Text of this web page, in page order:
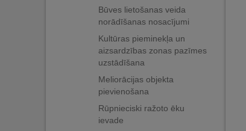
Būves lietošanas veida
norādīšanas nosacījumi
Kultūras pieminekļa un
aizsardzības zonas pazīmes
uzstādīšana
Meliorācijas objekta
pievienošana
Rūpnieciski ražoto ēku
ievade